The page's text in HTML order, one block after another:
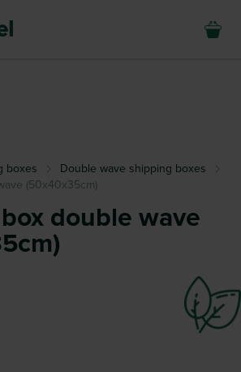
boxes
Double wave shipping boxes
(50x40x35cm)
double wave